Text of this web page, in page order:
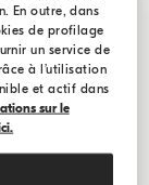
En outre, dans
de profilage
un service de
à l’utilisation
et actif dans
sur le